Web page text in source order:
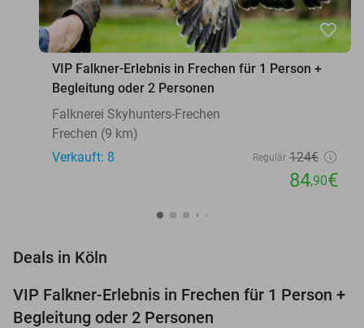
favorite_border
VIP Falkner-Erlebnis in Frechen für 1 Person +
Begleitung oder 2 Personen
Falknerei Skyhunters-Frechen
Frechen (9 km)
Verkauft: 8
Regulär 124€
84,90€
Deals in Köln
32%
VIP Falkner-Erlebnis in Frechen für 1 Person +
Begleitung oder 2 Personen